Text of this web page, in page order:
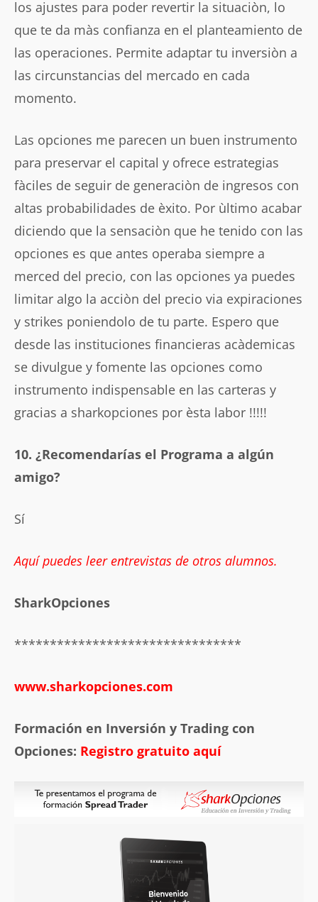
los ajustes para poder revertir la situaciòn, lo
que te da màs confianza en el planteamiento de
las operaciones. Permite adaptar tu inversiòn a
las circunstancias del mercado en cada
momento.
Las opciones me parecen un buen instrumento
para preservar el capital y ofrece estrategias
fàciles de seguir de generaciòn de ingresos con
altas probabilidades de èxito. Por ùltimo acabar
diciendo que la sensaciòn que he tenido con las
opciones es que antes operaba siempre a
merced del precio, con las opciones ya puedes
limitar algo la acciòn del precio via expiraciones
y strikes poniendolo de tu parte. Espero que
desde las instituciones financieras acàdemicas
se divulgue y fomente las opciones como
instrumento indispensable en las carteras y
gracias a sharkopciones por èsta labor !!!!!
10. ¿Recomendarías el Programa a algún
amigo?
Sí
Aquí puedes leer entrevistas de otros alumnos.
SharkOpciones
********************************
www.sharkopciones.com
Formación en Inversión y Trading con
Opciones: Registro gratuito aquí